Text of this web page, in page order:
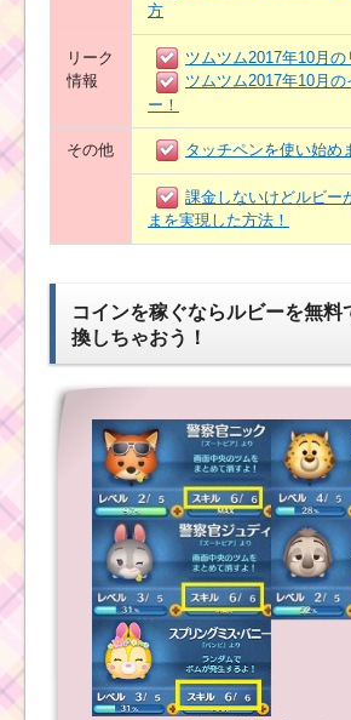
方
リーク
情報
ツムツム2017年10月の
ツムツム2017年10月
ー！
その他 タッチペンを使い始め
課金しないけどルビー
まを実現した方法！
コインを稼ぐならルビーを無料
換しちゃおう！